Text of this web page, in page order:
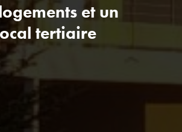
et un
tertiaire